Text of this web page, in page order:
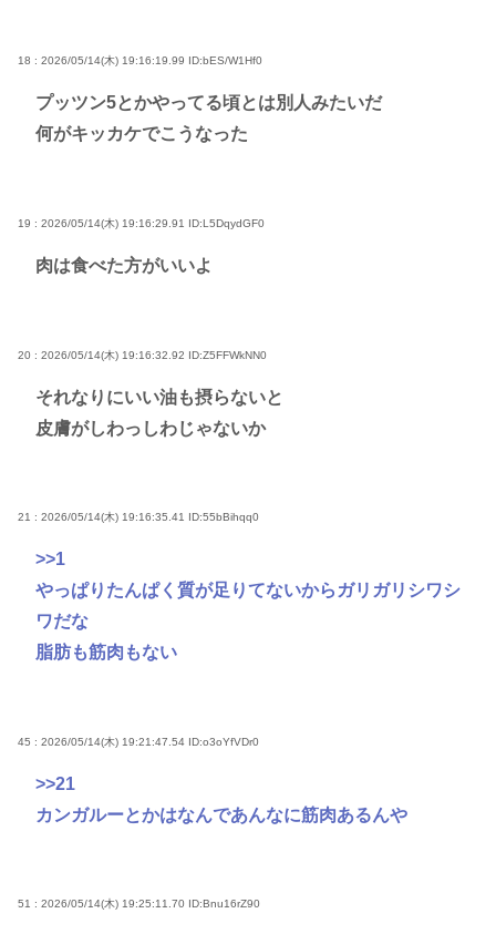
18 : 2026/05/14(木) 19:16:19.99 ID:bES/W1Hf0
プッツン5とかやってる頃とは別人みたいだ
何がキッカケでこうなった
19 : 2026/05/14(木) 19:16:29.91 ID:L5DqydGF0
肉は食べた方がいいよ
20 : 2026/05/14(木) 19:16:32.92 ID:Z5FFWkNN0
それなりにいい油も摂らないと
皮膚がしわっしわじゃないか
21 : 2026/05/14(木) 19:16:35.41 ID:55bBihqq0
>>1
やっぱりたんぱく質が足りてないからガリガリシワシ
ワだな
脂肪も筋肉もない
45 : 2026/05/14(木) 19:21:47.54 ID:o3oYfVDr0
>>21
カンガルーとかはなんであんなに筋肉あるんや
51 : 2026/05/14(木) 19:25:11.70 ID:Bnu16rZ90